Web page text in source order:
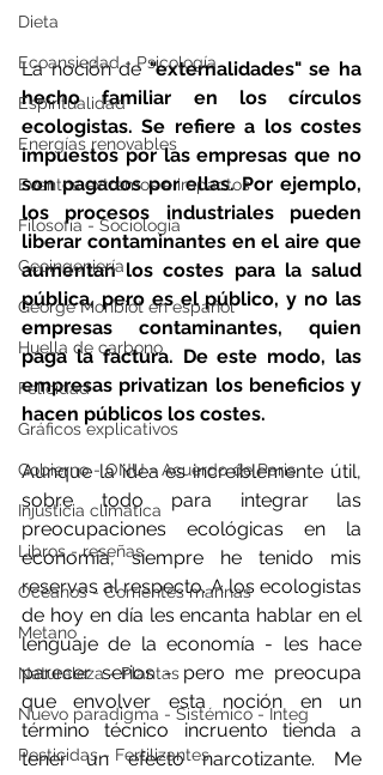
Dieta
Ecoansiedad - Psicología
Espiritualidad
Energías renovables
Eventos extremos e impactos
Filosofía - Sociología
Geoingeniería
George Monbiot en español
Huella de carbono
Felicidad
Gráficos explicativos
Gobierno - ONU - Acuerdo de Paris
Injusticia climática
Libros - reseñas
Océanos - Corrientes marinas
Metano
Naturaleza - Plantas
Nuevo paradigma - Sistémico - Integ
Pesticidas - Fertilizantes
La noción de "externalidades" se ha
hecho familiar en los círculos
ecologistas. Se refiere a los costes
impuestos por las empresas que no
son pagados por ellas. Por ejemplo,
los procesos industriales pueden
liberar contaminantes en el aire que
aumentan los costes para la salud
pública, pero es el público, y no las
empresas contaminantes, quien
paga la factura. De este modo, las
empresas privatizan los beneficios y
hacen públicos los costes.
Aunque la idea es increíblemente útil,
sobre todo para integrar las
preocupaciones ecológicas en la
economía, siempre he tenido mis
reservas al respecto. A los ecologistas
de hoy en día les encanta hablar en el
lenguaje de la economía - les hace
parecer serios - pero me preocupa
que envolver esta noción en un
término técnico incruento tienda a
tener un efecto narcotizante. Me